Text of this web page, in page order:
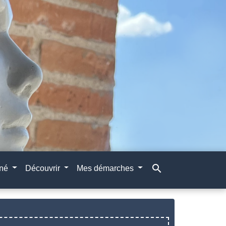
Découvrir Mes démarches search